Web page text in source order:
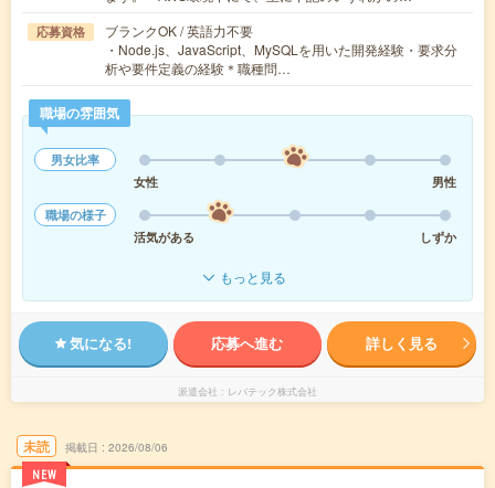
応募資格
ブランクOK / 英語力不要
・Node.js、JavaScript、MySQLを用いた開発経験・要求分
析や要件定義の経験＊職種問…
職場の雰囲気
男女比率
女性
男性
職場の様子
活気がある
しずか
もっと見る
気になる! 応募へ進む 詳しく見る
派遣会社 レバテック株式会社
未読
NEW
掲載日 2026/08/06